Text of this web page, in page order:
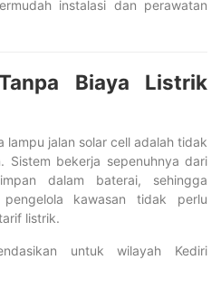
instalasi dan perawatan
Biaya Listrik
lampu jalan solar cell adalah tidak
Sistem bekerja sepenuhnya dari
dalam baterai, sehingga
kawasan tidak perlu
listrik.
untuk wilayah Kediri